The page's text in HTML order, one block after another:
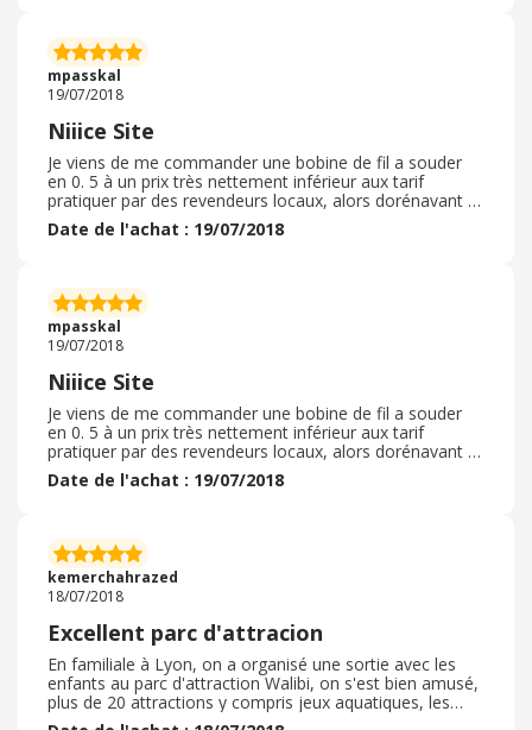
mpasskal
19/07/2018
Niiice Site
Je viens de me commander une bobine de fil a souder
en 0. 5 à un prix très nettement inférieur aux tarif
pratiquer par des revendeurs locaux, alors dorénavant je
vais sur BG lorsque j'ai un besoin non urgent d'un article
car je suis sur de le trouver et chose pas négligeable un
Date de l'achat : 19/07/2018
mpasskal
19/07/2018
Niiice Site
Je viens de me commander une bobine de fil a souder
en 0. 5 à un prix très nettement inférieur aux tarif
pratiquer par des revendeurs locaux, alors dorénavant je
vais sur BG lorsque j'ai un besoin non urgent d'un article
car je suis sur de le trouver et chose pas négligeable un
Date de l'achat : 19/07/2018
kemerchahrazed
18/07/2018
Excellent parc d'attracion
En familiale à Lyon, on a organisé une sortie avec les
enfants au parc d'attraction Walibi, on s'est bien amusé,
plus de 20 attractions y compris jeux aquatiques, les
enfants ont bien adoré et on compte revisiter dès que